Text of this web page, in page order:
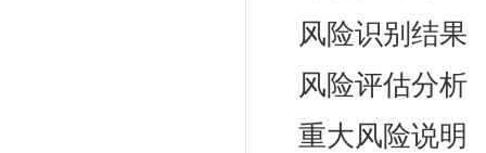
风险识别结果
风险评估分析
重大风险说明